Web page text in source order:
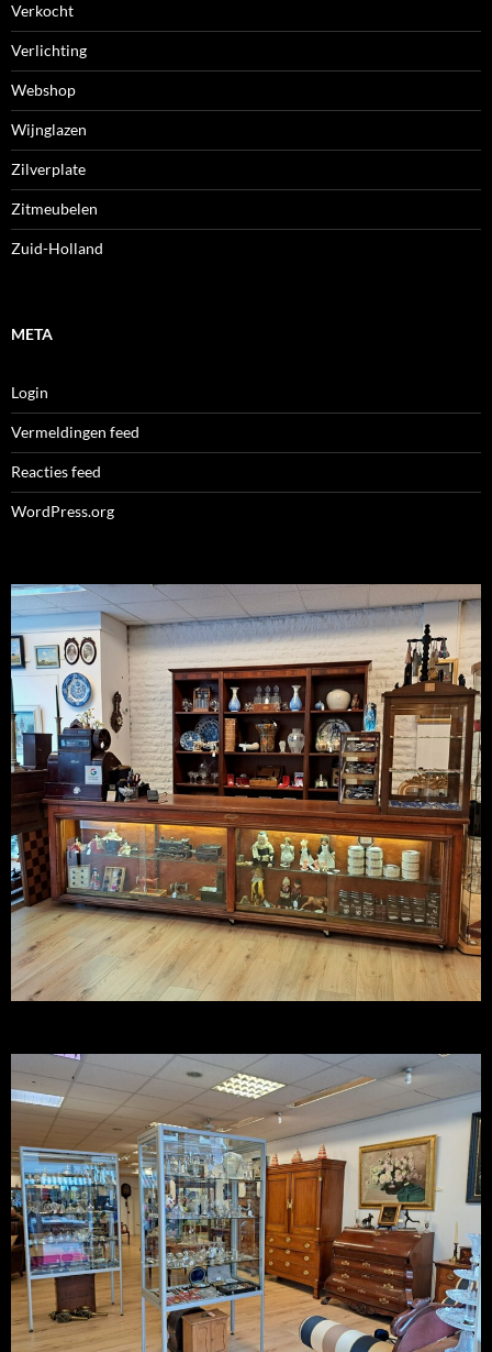
Verkocht
Verlichting
Webshop
Wijnglazen
Zilverplate
Zitmeubelen
Zuid-Holland
META
Login
Vermeldingen feed
Reacties feed
WordPress.org